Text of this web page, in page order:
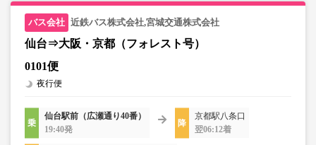
近鉄バス株式会社,宮城交通株式会社
仙台⇒大阪・京都（フォレスト号）
0101便
夜行便
仙台駅前（広瀬通り40番）
19:40発
京都駅八条口
翌06:12着